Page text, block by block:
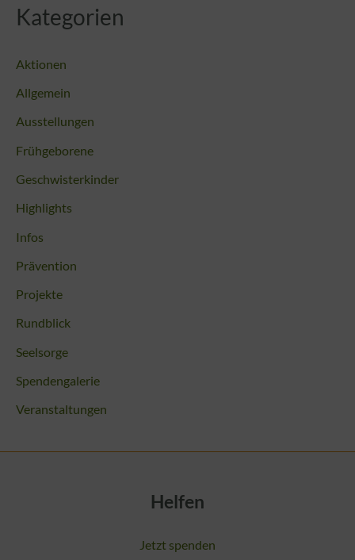
Kategorien
Aktionen
Allgemein
Ausstellungen
Frühgeborene
Geschwisterkinder
Highlights
Infos
Prävention
Projekte
Rundblick
Seelsorge
Spendengalerie
Veranstaltungen
Helfen
Jetzt spenden